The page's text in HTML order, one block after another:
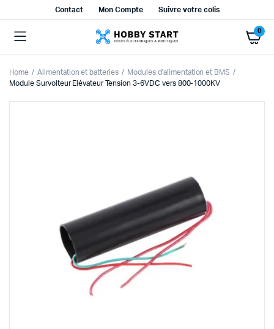
Contact Mon Compte Suivre votre colis
0
Home Alimentation et batteries
Modules d'alimentation et BMS
Module Survolteur Elévateur Tension 3-6VDC vers 800-1000KV